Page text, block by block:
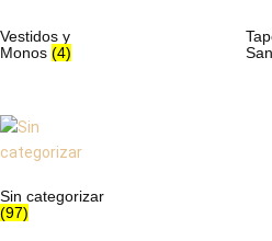
Vestidos y
Monos (4)
Sin categorizar
(97)